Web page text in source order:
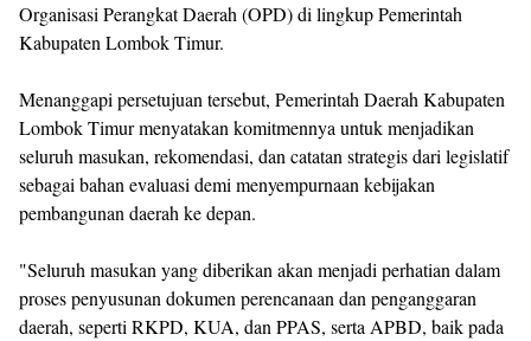
Organisasi Perangkat Daerah (OPD) di lingkup Pemerintah
Kabupaten Lombok Timur.
Menanggapi persetujuan tersebut, Pemerintah Daerah Kabupaten
Lombok Timur menyatakan komitmennya untuk menjadikan
seluruh masukan, rekomendasi, dan catatan strategis dari legislatif
sebagai bahan evaluasi demi menyempurnaan kebijakan
pembangunan daerah ke depan.
"Seluruh masukan yang diberikan akan menjadi perhatian dalam
proses penyusunan dokumen perencanaan dan penganggaran
daerah, seperti RKPD, KUA, dan PPAS, serta APBD, baik pada